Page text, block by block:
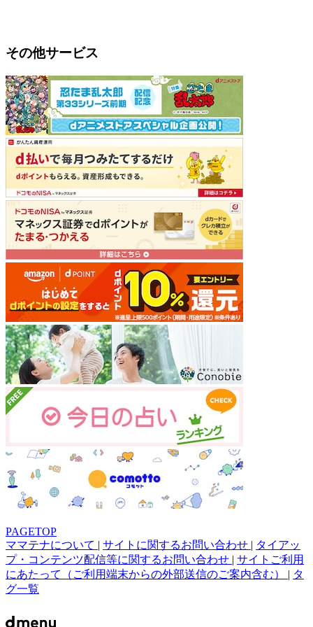
その他サービス
PAGETOP
ママテナについて | サイトに関するお問い合わせ | タイアッ
プ・コンテンツ配信等に関するお問い合わせ | サイトご利用
にあたって（ご利用端末からの外部送信のご案内含む） | タ
グ一覧